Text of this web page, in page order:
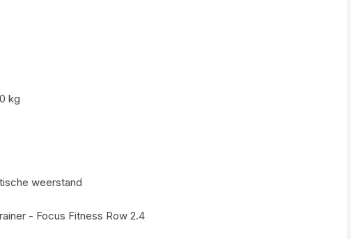
kg
weerstand
- Focus Fitness Row 2.4